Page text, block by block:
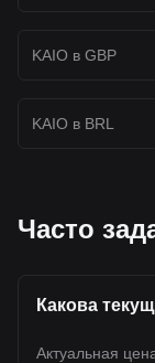
KAIO в GBP
KAIO в BRL
Часто
Какова
Актуальная